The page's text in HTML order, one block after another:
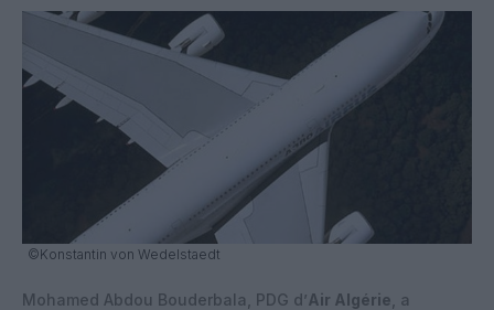
©Konstantin von Wedelstaedt
Mohamed Abdou Bouderbala, PDG d’Air Algérie , a